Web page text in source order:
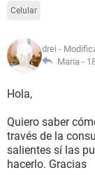
Celular
drei -
Maria -
Hola,
Quiero saber
través de la
salientes sí las
hacerlo. Gracias